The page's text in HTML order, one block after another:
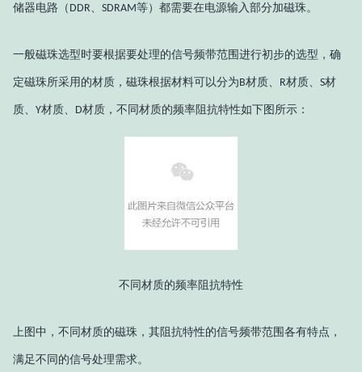
储器电路（ DDR SDRAM等）都需要在电源输入部分加磁珠。
一般磁珠选型时要根据要处理的信号频带范围进行初步的选型，确
定磁珠所采用的材质，磁珠根据材料可以分为B材质、 R材质、 S材
质、 Y材质、 D材质，不同材质的频率阻抗特性如下图所示：
不同材质的频率阻抗特性
上图中，不同材质的磁珠，其阻抗特性的信号频带范围各有特点，
满足不同的信号处理需求。